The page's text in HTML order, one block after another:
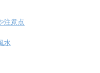
注意点
水